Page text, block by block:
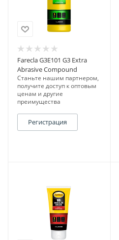
Farecla G3E101 G3 Extra
Abrasive Compound
Станьте нашим партнером,
получите доступ к оптовым
ценам и другие
преимущества
Регистрация